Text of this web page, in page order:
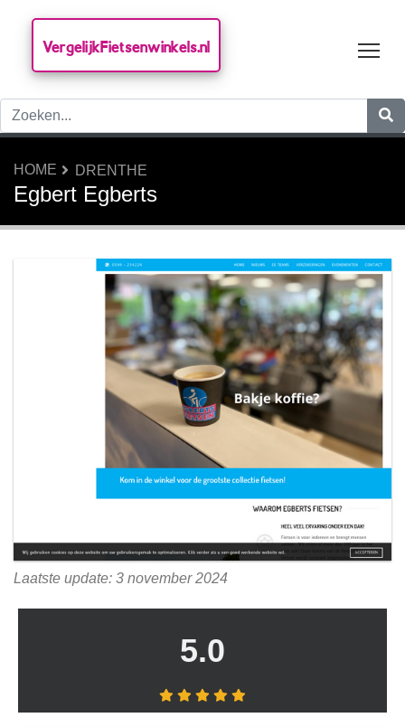
VergelijkFietsenwinkels.nl
HOME DRENTHE
Egbert Egberts
Laatste update: 3 november 2024
5.0